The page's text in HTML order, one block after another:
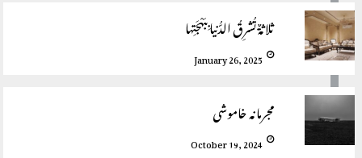
ثلاثةٌ تُشرِقُ الدُّنيا بِبَهْجَتِها
January 26, 2025
مجرمانہ خاموشی
October 19, 2024